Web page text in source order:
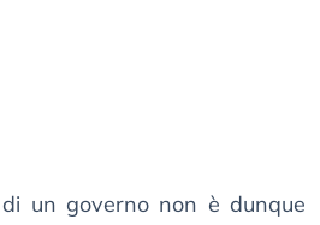
un governo non è dunque